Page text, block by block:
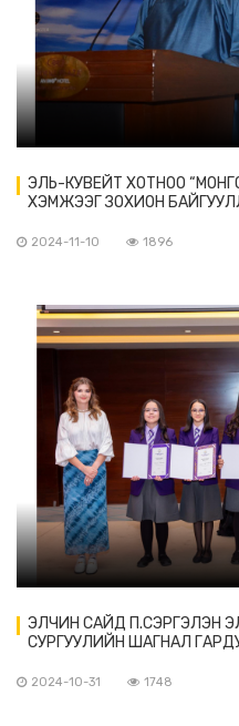
ЭЛЬ-КУВЕЙТ ХОТНОО
ХЭМЖЭЭГ ЗОХИОН
2024-11-10 1896
ЭЛЧИН САЙД П.СЭРГЭЛЭН
СУРГУУЛИЙН ШАГНАЛ
2024-10-31 1748